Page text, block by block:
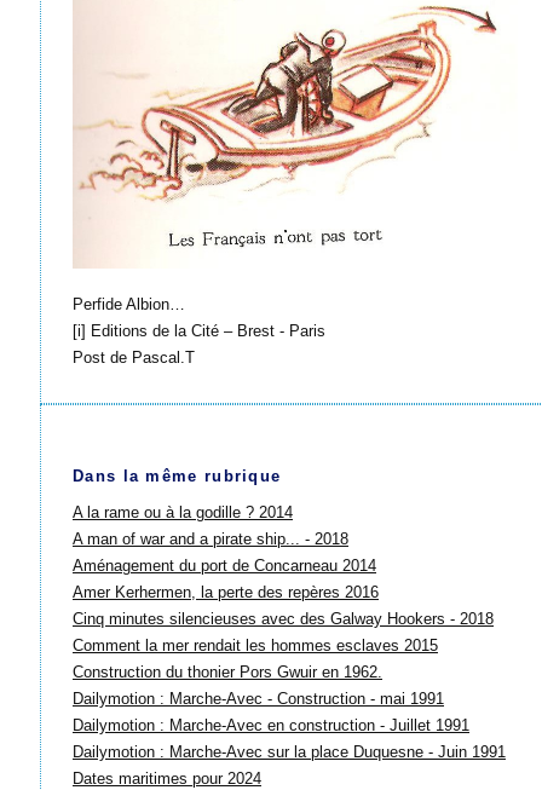
Perfide Albion…
[i] Editions de la Cité – Brest - Paris
Post de Pascal.T
Dans la même rubrique
A la rame ou à la godille ? 2014
A man of war and a pirate ship... - 2018
Aménagement du port de Concarneau 2014
Amer Kerhermen, la perte des repères 2016
Cinq minutes silencieuses avec des Galway Hookers - 2018
Comment la mer rendait les hommes esclaves 2015
Construction du thonier Pors Gwuir en 1962.
Dailymotion : Marche-Avec - Construction - mai 1991
Dailymotion : Marche-Avec en construction - Juillet 1991
Dailymotion : Marche-Avec sur la place Duquesne - Juin 1991
Dates maritimes pour 2024